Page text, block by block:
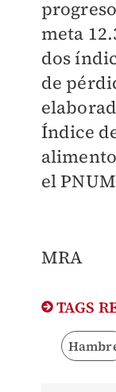
meta
dos
de
Índice
el
MRA
TAGS